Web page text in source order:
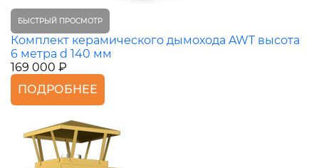
БЫСТРЫЙ ПРОСМОТР
Комплект керамического дымохода AWT высота
6 метра d 140 мм
169 000 ₽
ПОДРОБНЕЕ